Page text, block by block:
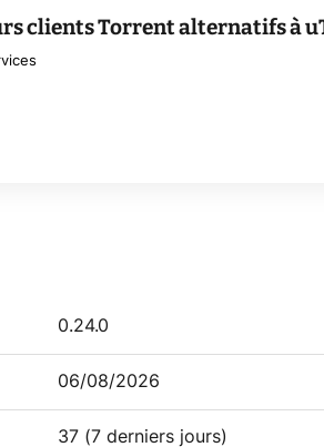
clients Torrent alternatifs à
0.24.0
06/08/2026
37 (7 derniers jours)